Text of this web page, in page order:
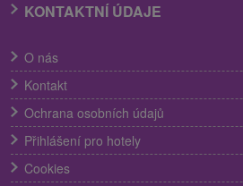
KONTAKTNÍ ÚDAJE
O nás
Kontakt
Ochrana osobních údajů
Přihlášení pro hotely
Cookies